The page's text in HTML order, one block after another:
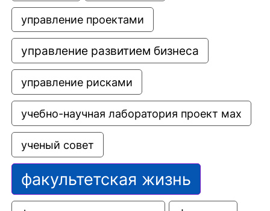
управление проектами
управление развитием бизнеса
управление рисками
учебно-научная лаборатория проект мах
ученый совет
факультетская жизнь